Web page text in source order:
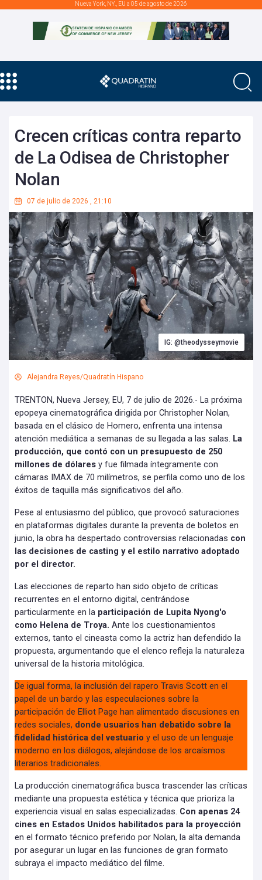
Nueva York, NY., EU a 05 de agosto de 2026
Crecen críticas contra reparto
de La Odisea de Christopher
Nolan
07 de julio de 2026 , 21:10
IG: @theodysseymovie
Alejandra Reyes/Quadratín Hispano
TRENTON, Nueva Jersey, EU, 7 de julio de 2026.- La próxima
epopeya cinematográfica dirigida por Christopher Nolan,
basada en el clásico de Homero, enfrenta una intensa
atención mediática a semanas de su llegada a las salas. La
producción, que contó con un presupuesto de 250
millones de dólares y fue filmada íntegramente con
cámaras IMAX de 70 milímetros, se perfila como uno de los
éxitos de taquilla más significativos del año.
Pese al entusiasmo del público, que provocó saturaciones
en plataformas digitales durante la preventa de boletos en
junio, la obra ha despertado controversias relacionadas con
las decisiones de casting y el estilo narrativo adoptado
por el director.
Las elecciones de reparto han sido objeto de críticas
recurrentes en el entorno digital, centrándose
particularmente en la participación de Lupita Nyong'o
como Helena de Troya. Ante los cuestionamientos
externos, tanto el cineasta como la actriz han defendido la
propuesta, argumentando que el elenco refleja la naturaleza
universal de la historia mitológica.
De igual forma, la inclusión del rapero Travis Scott en el
papel de un bardo y las especulaciones sobre la
participación de Elliot Page han alimentado discusiones en
redes sociales, donde usuarios han debatido sobre la
fidelidad histórica del vestuario y el uso de un lenguaje
moderno en los diálogos, alejándose de los arcaísmos
literarios tradicionales.
La producción cinematográfica busca trascender las críticas
mediante una propuesta estética y técnica que prioriza la
experiencia visual en salas especializadas. Con apenas 24
cines en Estados Unidos habilitados para la proyección
en el formato técnico preferido por Nolan, la alta demanda
por asegurar un lugar en las funciones de gran formato
subraya el impacto mediático del filme.